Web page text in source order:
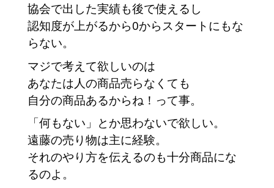
協会で出した実績も後で使えるし
認知度が上がるから0からスタートにもな
らない。
マジで考えて欲しいのは
あなたは人の商品売らなくても
自分の商品あるからね！って事。
「何もない」とか思わないで欲しい。
遠藤の売り物は主に経験。
それのやり方を伝えるのも十分商品にな
るのよ。